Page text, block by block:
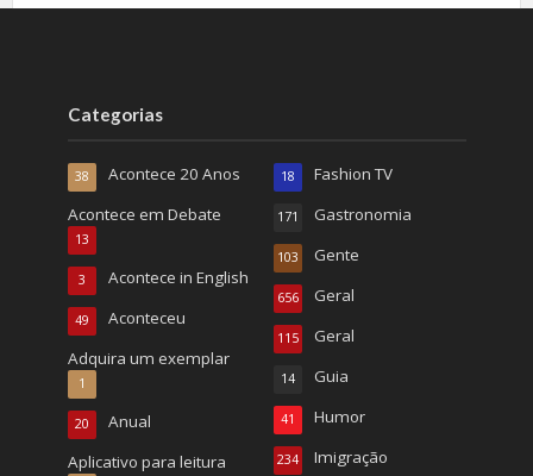
Categorias
Acontece 20 Anos
38
Acontece em Debate
13
Acontece in English
3
Aconteceu
49
Adquira um exemplar
1
Anual
20
Aplicativo para leitura
Fashion TV
18
Gastronomia
171
Gente
103
Geral
656
Geral
115
Guia
14
Humor
41
Imigração
234